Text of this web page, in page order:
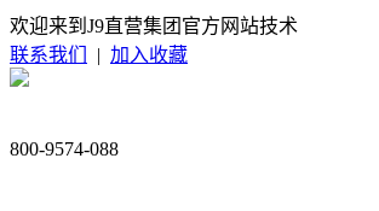
欢迎来到J9直营集团官方网站技术
联系我们
| 加入收藏
800-9574-088